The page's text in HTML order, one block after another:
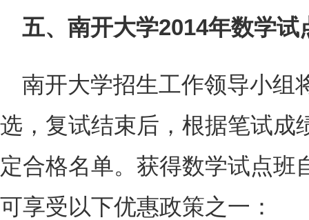
五、南开大学2014年数学
南开大学招生工作领导小组
选，复试结束后，根据笔试成
定合格名单。获得数学试点班
可享受以下优惠政策之一：